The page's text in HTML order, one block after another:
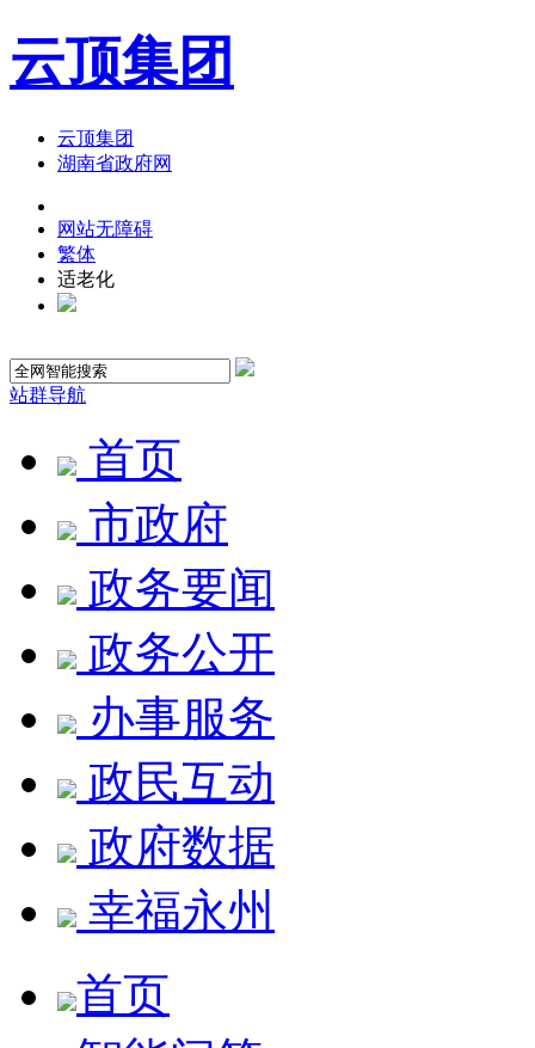
云顶集团
云顶集团
湖南省政府网
网站无障碍
繁体
适老化
站群导航
首页
市政府
政务要闻
政务公开
办事服务
政民互动
政府数据
幸福永州
首页